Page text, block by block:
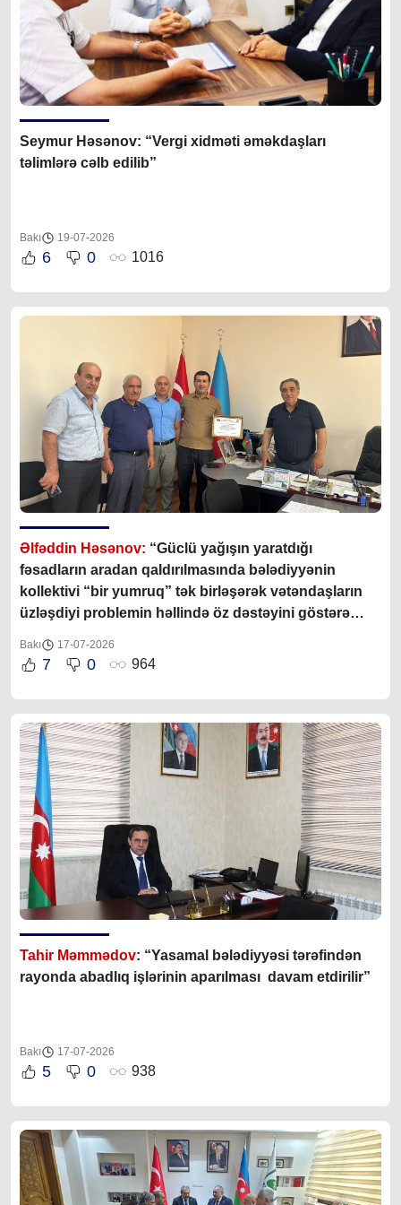
Seymur Həsənov: “Vergi xidməti əməkdaşları
təlimlərə cəlb edilib”
Bakı 19-07-2026
6 0 1016
Əlfəddin Həsənov: “Güclü yağışın yaratdığı
fəsadların aradan qaldırılmasında bələdiyyənin
kollektivi “bir yumruq” tək birləşərək vətəndaşların
üzləşdiyi problemin həllində öz dəstəyini göstərə
Bakı 17-07-2026
7 0 964
Tahir Məmmədov: “Yasamal bələdiyyəsi tərəfindən
rayonda abadlıq işlərinin aparılması davam etdirilir”
Bakı 17-07-2026
5 0 938